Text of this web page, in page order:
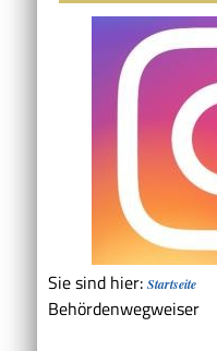
Sie sind hier: Startseite
Behördenwegweiser